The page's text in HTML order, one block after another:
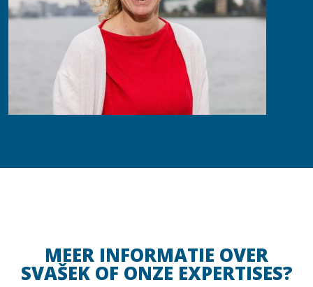
MEER INFORMATIE OVER
SVAŠEK OF ONZE EXPERTISES?